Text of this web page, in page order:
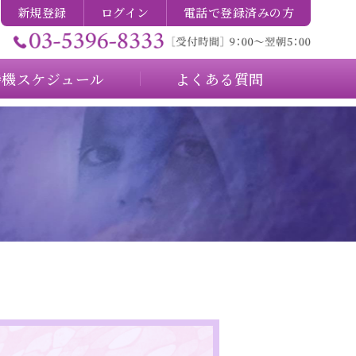
新規登録 ログイン 電話で登録済みの方
スケジュール よくある質問